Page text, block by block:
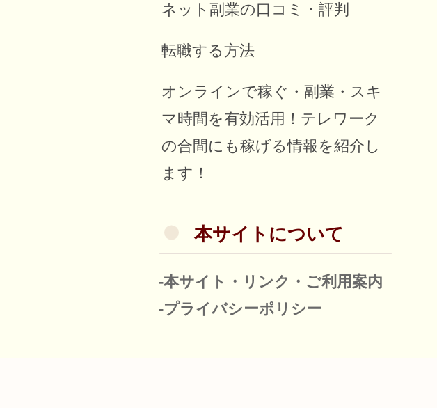
ネット副業の口コミ・評判
転職する方法
オンラインで稼ぐ・副業・スキ
マ時間を有効活用！テレワーク
の合間にも稼げる情報を紹介し
ます！
本サイトについて
-本サイト・リンク・ご利用案内
-プライバシーポリシー